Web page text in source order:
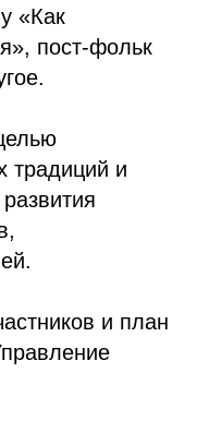
«Как
пост-фольк
традиций и
и план